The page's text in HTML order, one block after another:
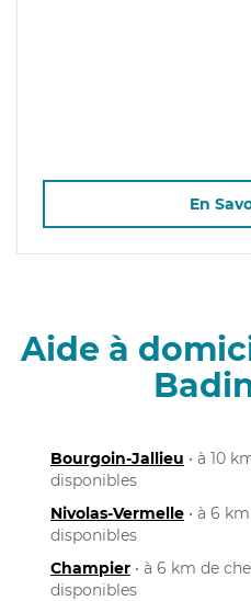
En
Aide à
Bourgoin-Jallieu • à 10
disponibles
Nivolas-Vermelle • à 6
disponibles
Champier • à 6 km de
disponibles